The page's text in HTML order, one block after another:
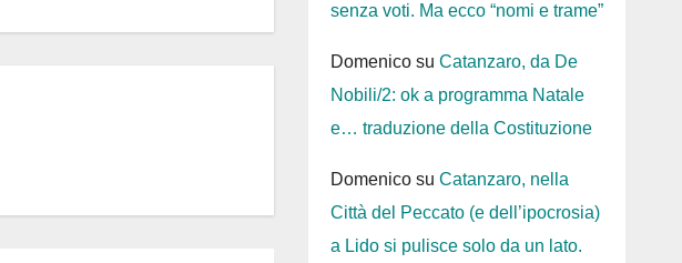
senza voti. Ma ecco “nomi e trame”
Domenicosu Catanzaro, da De
Nobili/2: ok a programma Natale
e… traduzione della Costituzione
Domenicosu Catanzaro, nella
Città del Peccato (e dell’ipocrosia)
a Lido si pulisce solo da un lato.